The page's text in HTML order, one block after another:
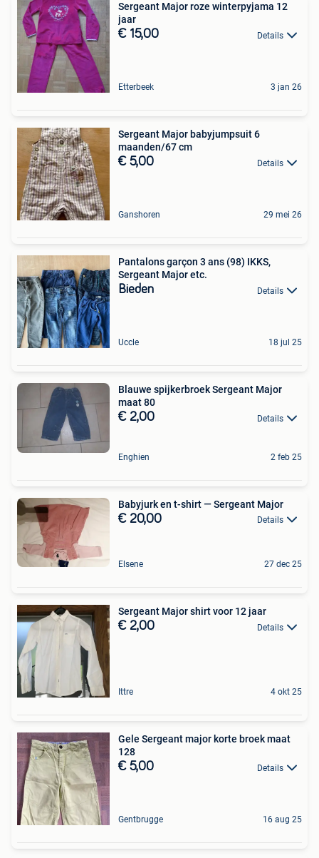
Sergeant Major roze winterpyjama 12
jaar
€ 15,00 Details
Etterbeek 3 jan 26
Sergeant Major babyjumpsuit 6
maanden/67 cm
€ 5,00 Details
Ganshoren 29 mei 26
Pantalons garçon 3 ans (98) IKKS,
Sergeant Major etc.
Bieden Details
Uccle 18 jul 25
Blauwe spijkerbroek Sergeant Major
maat 80
€ 2,00 Details
Enghien 2 feb 25
Babyjurk en t-shirt — Sergeant Major
€ 20,00 Details
Elsene 27 dec 25
Sergeant Major shirt voor 12 jaar
€ 2,00 Details
Ittre 4 okt 25
Gele Sergeant major korte broek maat
128
€ 5,00 Details
Gentbrugge 16 aug 25